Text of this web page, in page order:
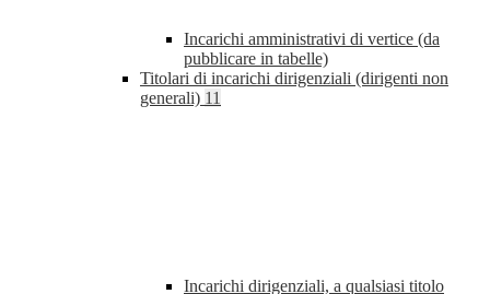
Incarichi amministrativi di vertice (da
pubblicare in tabelle)
Titolari di incarichi dirigenziali (dirigenti non
generali) 11
Incarichi dirigenziali, a qualsiasi titolo